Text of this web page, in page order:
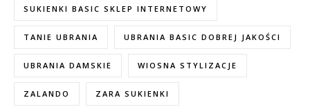
SUKIENKI BASIC SKLEP INTERNETOWY
TANIE UBRANIA UBRANIA BASIC DOBREJ JAKOŚCI
UBRANIA DAMSKIE WIOSNA STYLIZACJE
ZALANDO ZARA SUKIENKI